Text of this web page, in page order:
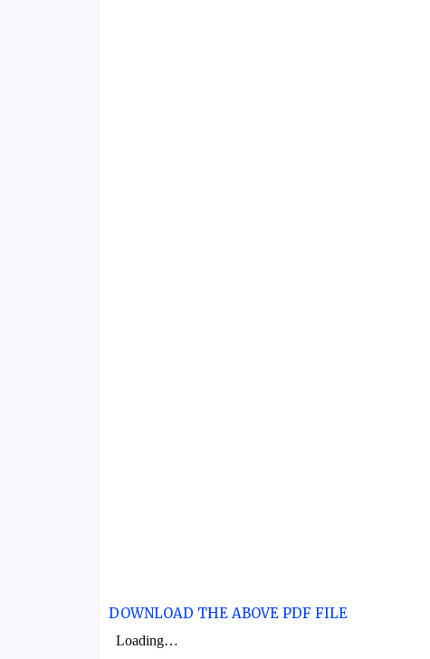
DOWNLOAD THE ABOVE PDF FILE